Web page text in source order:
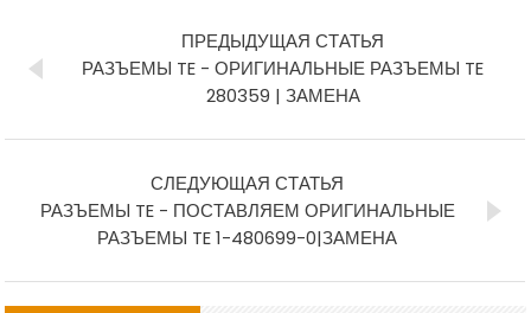
ПРЕДЫДУЩАЯ СТАТЬЯ
РАЗЪЕМЫ TE - ОРИГИНАЛЬНЫЕ РАЗЪЕМЫ TE
280359 | ЗАМЕНА
СЛЕДУЮЩАЯ СТАТЬЯ
РАЗЪЕМЫ TE - ПОСТАВЛЯЕМ ОРИГИНАЛЬНЫЕ
РАЗЪЕМЫ TE 1-480699-0|ЗАМЕНА